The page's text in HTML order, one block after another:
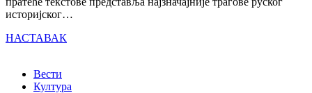
историјског…
НАСТАВАК
Вести
Култура